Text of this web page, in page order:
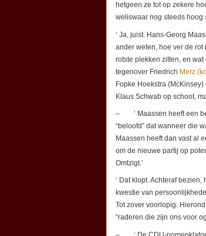
hetgeen ze tot op zekere
weliswaar nog steeds hoog
‘ Ja, juist. Hans-Georg
ander weten, hoe ver de
rotste plekken zitten, en
tegenover Friedrich Merz
Fopke Hoekstra
Klaus Schwab op schoot,
– ‘ Maassen heeft een
“beloofd” dat wanneer die
Maassen heeft dan vast al
om de nieuwe partij op
Omtzigt.’
‘ Dat klopt. Achteraf
kwestie van
Tot zover voorlopig.
“raderen die zijn ons voor